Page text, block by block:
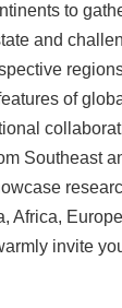
to
and
of
Southeast
Africa,
invite